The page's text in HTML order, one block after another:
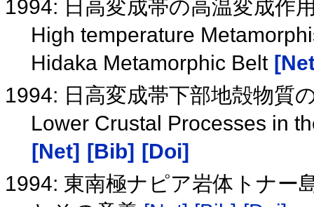
1994: 日高変成帯の高温変成作
High temperature
Hidaka Metamorphic Belt
1994: 日高変成帯下部地殻物質
Lower Crustal Processes in
[Net] [Bib] [Doi]
1994: 東南極ナピア岩体トナー